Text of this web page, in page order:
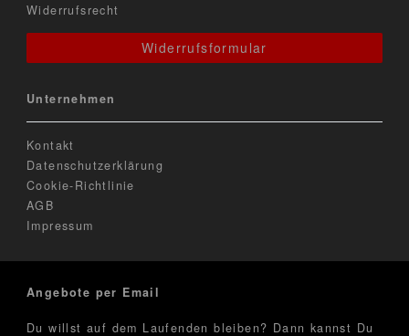
Widerrufsrecht
Widerrufsformular
Unternehmen
Kontakt
Datenschutzerklärung
Cookie-Richtlinie
AGB
Impressum
Angebote per Email
Du willst auf dem Laufenden bleiben? Dann kannst Du